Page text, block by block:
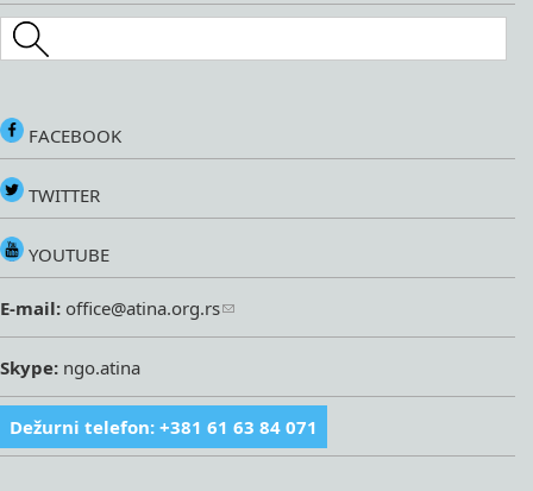
Search this site
FACEBOOK
TWITTER
YOUTUBE
E-mail: office@atina.org.rs
Skype: ngo.atina
Dežurni telefon: +381 61 63 84 071